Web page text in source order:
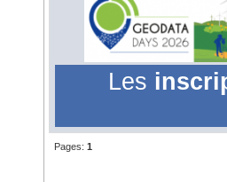
Les
Pages: 1